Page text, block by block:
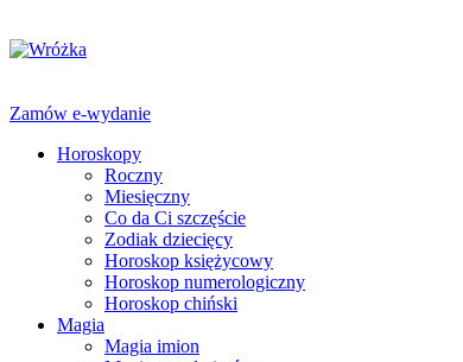
Zamów e-wydanie
Horoskopy
Roczny
Miesięczny
Co da Ci szczęście
Zodiak dziecięcy
Horoskop księżycowy
Horoskop numerologiczny
Horoskop chiński
Magia
Magia imion